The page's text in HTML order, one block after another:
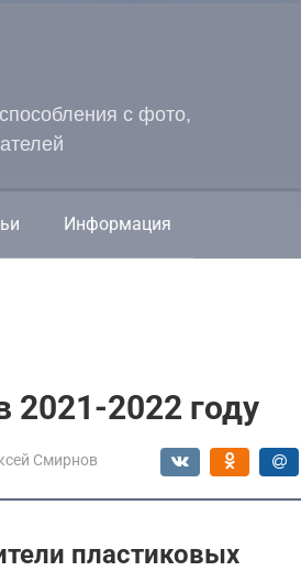
с фото,
Информация
2021-2022 году
Смирнов
пластиковых